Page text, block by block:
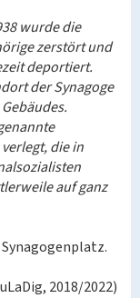
wurde die
zerstört und
deportiert.
der Synagoge
die in
auf ganz
2018/2022)